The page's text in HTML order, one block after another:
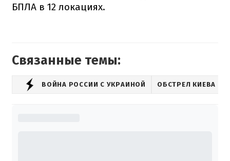
БПЛА в 12 локациях.
Связанные темы:
ВОЙНА РОССИИ С УКРАИНОЙ ОБСТРЕЛ КИЕВА